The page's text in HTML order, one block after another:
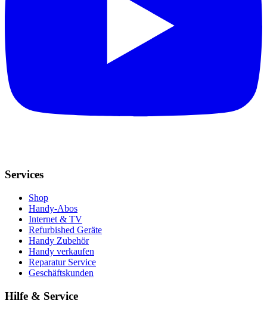
Services
Shop
Handy-Abos
Internet & TV
Refurbished Geräte
Handy Zubehör
Handy verkaufen
Reparatur Service
Geschäftskunden
Hilfe & Service